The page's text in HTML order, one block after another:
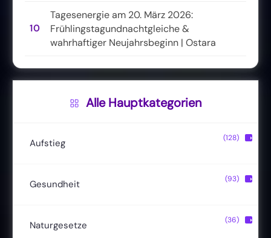
10
Tagesenergie am 20. März 2026:
Frühlingstagundnachtgleiche &
wahrhaftiger Neujahrsbeginn | Ostara
Alle Hauptkategorien
Aufstieg
Christusbewusstsein (20)
(11)
(128) ▶
Gesundheit
(13)
(93) ▶
Naturgesetze (36) ▶